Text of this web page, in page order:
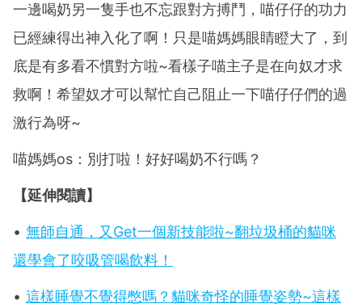
一邊喝奶另一隻手也不忘跟對方搏鬥，喵仔仔的功力
已經練得出神入化了啊！只是喵媽媽眼睛瞪大了，到
底是有多看不慣對方啦~看樣子喵主子是在向奴才求
救啊！希望奴才可以幫忙自己阻止一下喵仔仔們的過
激行為呀~
喵媽媽os：別打啦！好好喝奶不行嗎？
【延伸閱讀】
• 無師自通，又Get一個新技能啦~翻垃圾桶的貓咪
還學會了咬吸管喝飲料！
• 這樣睡覺不覺得憋嗎？貓咪奇怪的睡覺姿勢~這樣